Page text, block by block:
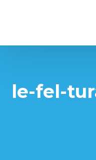
le-fel-